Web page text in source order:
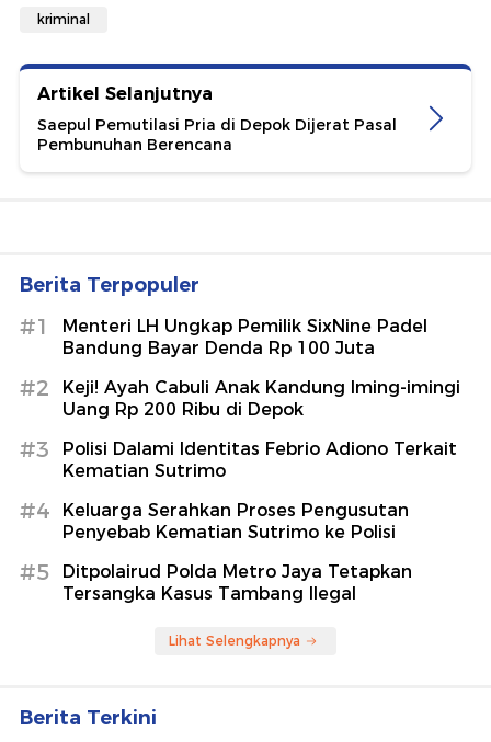
kriminal
Artikel Selanjutnya
Saepul Pemutilasi Pria di Depok Dijerat Pasal
Pembunuhan Berencana
Berita Terpopuler
#1
Menteri LH Ungkap Pemilik SixNine Padel
Bandung Bayar Denda Rp 100 Juta
#2
Keji! Ayah Cabuli Anak Kandung Iming-imingi
Uang Rp 200 Ribu di Depok
#3
Polisi Dalami Identitas Febrio Adiono Terkait
Kematian Sutrimo
#4
Keluarga Serahkan Proses Pengusutan
Penyebab Kematian Sutrimo ke Polisi
#5
Ditpolairud Polda Metro Jaya Tetapkan
Tersangka Kasus Tambang Ilegal
Lihat Selengkapnya
Berita Terkini